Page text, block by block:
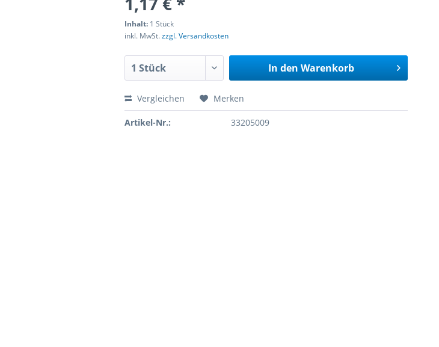
Inhalt: 1 Stück
inkl. MwSt.zzgl. Versandkosten
In den Warenkorb
Vergleichen Merken
Artikel-Nr.: 33205009